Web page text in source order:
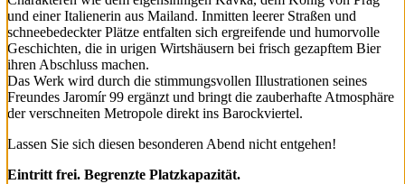
und einer Italienerin aus Mailand. Inmitten leerer Straßen und
schneebedeckter Plätze entfalten sich ergreifende und humorvolle
Geschichten, die in urigen Wirtshäusern bei frisch gezapftem Bier
ihren Abschluss machen.
Das Werk wird durch die stimmungsvollen Illustrationen seines
Freundes Jaromír 99 ergänzt und bringt die zauberhafte Atmosphäre
der verschneiten Metropole direkt ins Barockviertel.
Lassen Sie sich diesen besonderen Abend nicht entgehen!
Eintritt frei. Begrenzte Platzkapazität.